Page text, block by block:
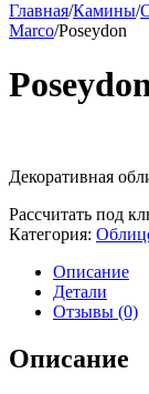
Главная/Камины/
Marco/Poseydon
Декоративная
Рассчитать под
Категория:
Описание
Детали
Отзывы (0)
Описание